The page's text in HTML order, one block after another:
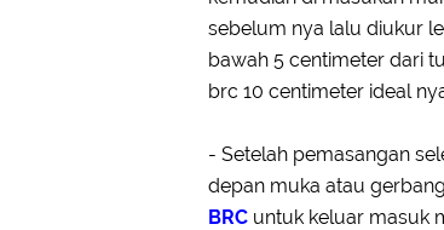
sebelum nya lalu diukur
bawah 5 centimeter dari
brc 10 centimeter ideal
- Setelah pemasangan
depan muka atau
BRC untuk keluar masuk